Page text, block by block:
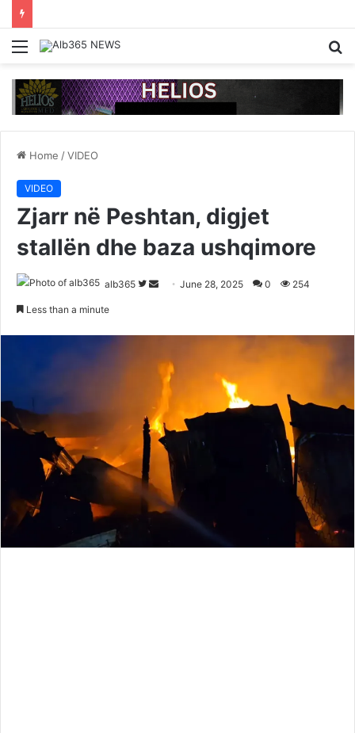
Menu
Home /VIDEO
VIDEO
Zjarr në Peshtan, digjet
stallën dhe baza ushqimore
alb365
Follow
Send June 28, 2025 0 254
Less than a minute